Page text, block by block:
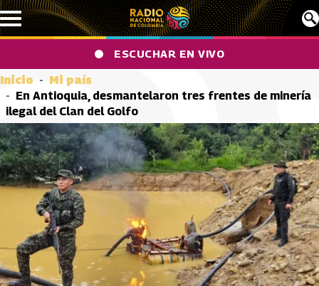
Pasar al contenido principal
ESCUCHAR EN VIVO
Inicio
Mi país
En Antioquia, desmantelaron tres frentes de minería
ilegal del Clan del Golfo